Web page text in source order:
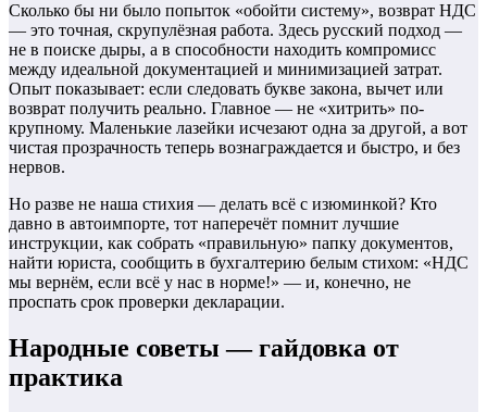
Сколько бы ни было попыток «обойти систему», возврат НДС
— это точная, скрупулёзная работа. Здесь русский подход —
не в поиске дыры, а в способности находить компромисс
между идеальной документацией и минимизацией затрат.
Опыт показывает: если следовать букве закона, вычет или
возврат получить реально. Главное — не «хитрить» по-
крупному. Маленькие лазейки исчезают одна за другой, а вот
чистая прозрачность теперь вознаграждается и быстро, и без
нервов.
Но разве не наша стихия — делать всё с изюминкой? Кто
давно в автоимпорте, тот наперечёт помнит лучшие
инструкции, как собрать «правильную» папку документов,
найти юриста, сообщить в бухгалтерию белым стихом: «НДС
мы вернём, если всё у нас в норме!» — и, конечно, не
проспать срок проверки декларации.
Народные советы — гайдовка от
практика